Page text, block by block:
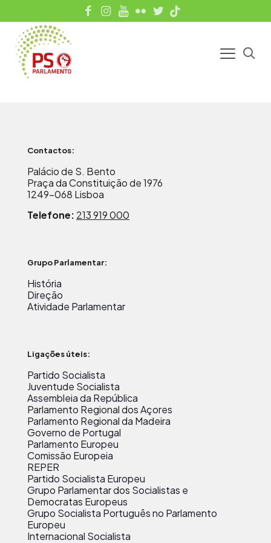
Contactos:
Palácio de S. Bento
Praça da Constituição de 1976
1249-068 Lisboa
Telefone: 213 919 000
Grupo Parlamentar:
História
Direção
Atividade Parlamentar
Ligações úteis:
Partido Socialista
Juventude Socialista
Assembleia da República
Parlamento Regional dos Açores
Parlamento Regional da Madeira
Governo de Portugal
Parlamento Europeu
Comissão Europeia
REPER
Partido Socialista Europeu
Grupo Parlamentar dos Socialistas e
Democratas Europeus
Grupo Socialista Português no Parlamento
Europeu
Internacional Socialista